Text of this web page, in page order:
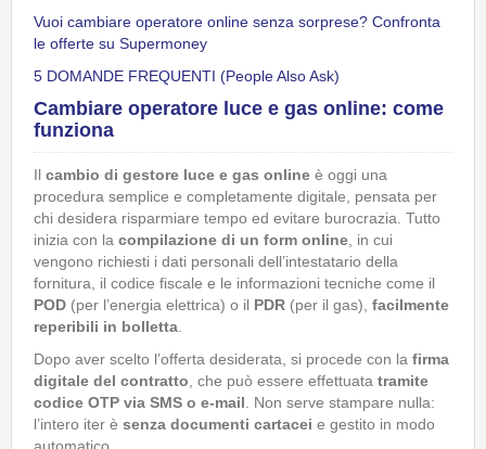
Vuoi cambiare operatore online senza sorprese? Confronta
le offerte su Supermoney
5 DOMANDE FREQUENTI (People Also Ask)
Cambiare operatore luce e gas online: come
funziona
Il cambio di gestore luce e gas online è oggi una
procedura semplice e completamente digitale, pensata per
chi desidera risparmiare tempo ed evitare burocrazia. Tutto
inizia con la compilazione di un form online , in cui
vengono richiesti i dati personali dell’intestatario della
fornitura, il codice fiscale e le informazioni tecniche come il
POD (per l’energia elettrica) o il PDR (per il gas), facilmente
reperibili in bolletta
Dopo aver scelto l’offerta desiderata, si procede con la firma
digitale del contratto , che può essere effettuata tramite
codice OTP via SMS o e-mail . Non serve stampare nulla:
l’intero iter è senza documenti cartacei e gestito in modo